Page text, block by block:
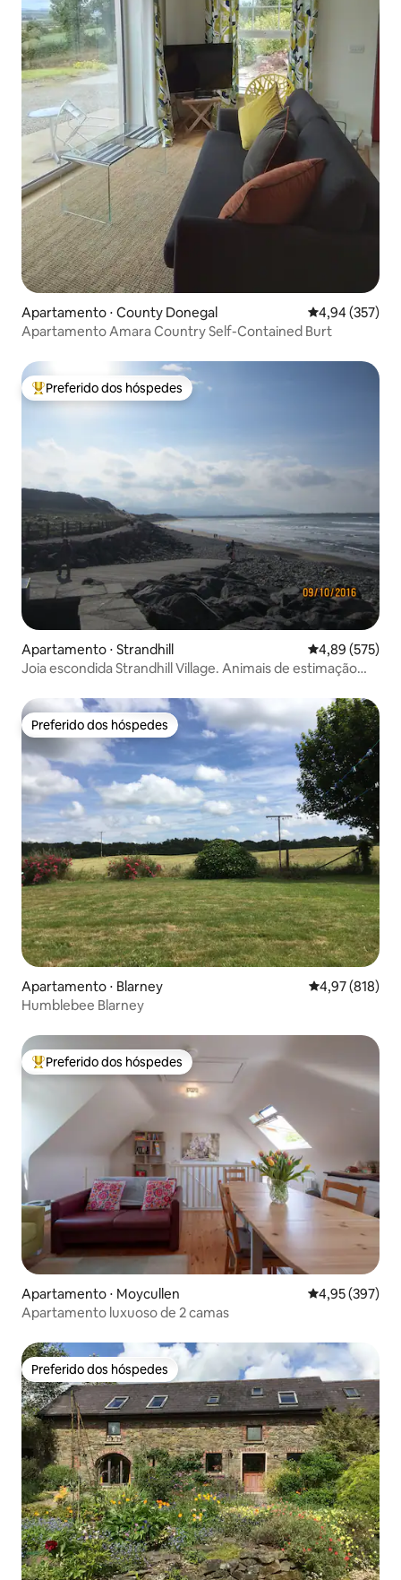
Apartamento ⋅ County Donegal 4,94 de uma
4,94 (357)
Apartamento Amara Country Self-Contained Burt
Entre os melhores preferidos dos hóspedes
Preferido dos hóspedes
Apartamento ⋅ Strandhill 4,89 de uma
4,89 (575)
Joia escondida Strandhill Village. Animais de estimação
Preferido dos hóspedes
Preferido dos hóspedes
Apartamento ⋅ Blarney 4,97 de uma
4,97 (818)
Humblebee Blarney
Entre os melhores preferidos dos hóspedes
Preferido dos hóspedes
Apartamento ⋅ Moycullen 4,95 de uma
4,95 (397)
Apartamento luxuoso de 2 camas
Preferido dos hóspedes
Preferido dos hóspedes